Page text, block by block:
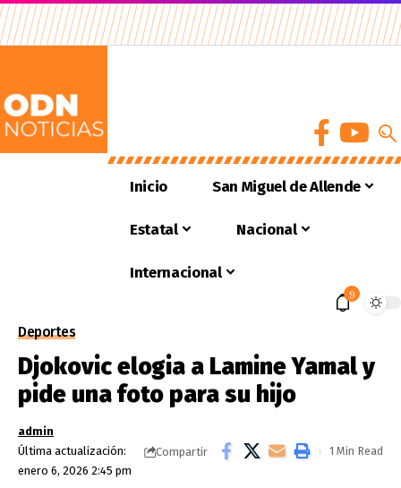
Inicio San Miguel de Allende
Estatal Nacional
Internacional
9
Deportes
Djokovic elogia a Lamine Yamal y
pide una foto para su hijo
Última actualización:
enero 6, 2026 2:45 pm
admin
Compartir
1 Min Read